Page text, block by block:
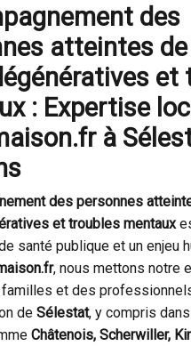
des
atteintes
et
: Expertise
à
des personnes
et troubles mentaux
santé publique et un enjeu
, nous mettons notre
et des
de Sélestat, y compris
Châtenois, Scherwiller,